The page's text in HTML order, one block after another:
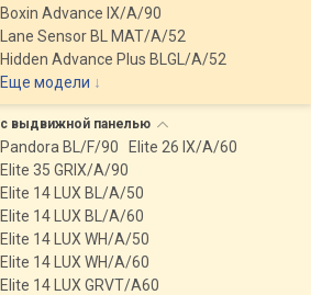
Boxin Advance IX/A/90
Lane Sensor BL MAT/A/52
Hidden Advance Plus BLGL/A/52
Еще модели ↓
с выдвижной панелью
Pandora BL/F/90
Elite 26 IX/A/60
Elite 35 GRIX/A/90
Elite 14 LUX BL/A/50
Elite 14 LUX BL/A/60
Elite 14 LUX WH/A/50
Elite 14 LUX WH/A/60
Elite 14 LUX GRVT/A60